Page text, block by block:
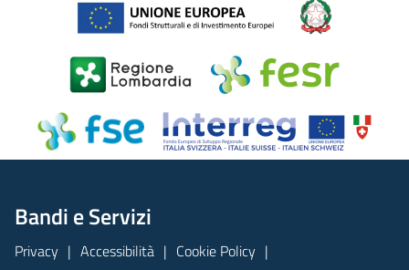
Bandi e Servizi
Privacy Accessibilità
Cookie Policy